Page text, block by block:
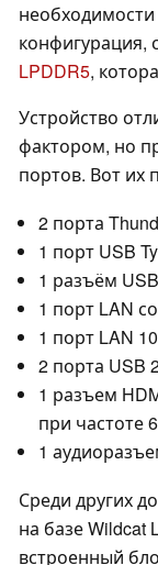
конфигурация,
LPDDR5,
Устройство
фактором, но
портов. Вот их
2 порта
1 порт USB
1 разъём
1 порт LAN
1 порт LAN
2 порта USB
1 разъем
при частоте
1
Среди других
на базе Wildcat
встроенный